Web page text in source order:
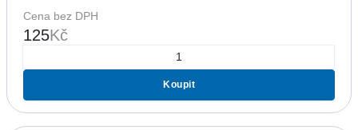
Cena bez DPH
125Kč
Koupit